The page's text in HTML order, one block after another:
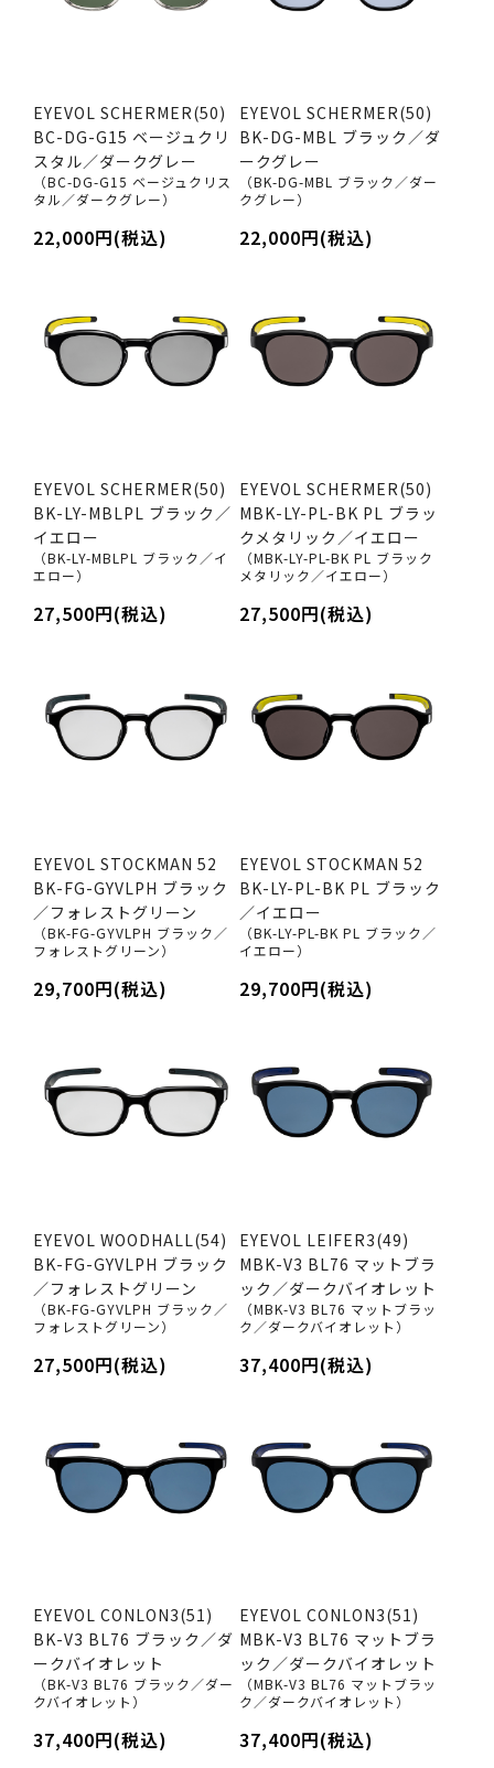
EYEVOL SCHERMER(50)
BC-DG-G15 ベージュクリ
スタル／ダークグレー
（BC-DG-G15 ベージュクリス
タル／ダークグレー）
22,000円(税込)
EYEVOL SCHERMER(50)
BK-DG-MBL ブラック／ダ
ークグレー
（BK-DG-MBL ブラック／ダー
クグレー）
22,000円(税込)
EYEVOL SCHERMER(50)
BK-LY-MBLPL ブラック／
イエロー
（BK-LY-MBLPL ブラック／イ
エロー）
27,500円(税込)
EYEVOL SCHERMER(50)
MBK-LY-PL-BK PL ブラッ
クメタリック／イエロー
（MBK-LY-PL-BK PL ブラック
メタリック／イエロー）
27,500円(税込)
EYEVOL STOCKMAN 52
BK-FG-GYVLPH ブラック
／フォレストグリーン
（BK-FG-GYVLPH ブラック／
フォレストグリーン）
29,700円(税込)
EYEVOL STOCKMAN 52
BK-LY-PL-BK PL ブラック
／イエロー
（BK-LY-PL-BK PL ブラック／
イエロー）
29,700円(税込)
EYEVOL WOODHALL(54)
BK-FG-GYVLPH ブラック
／フォレストグリーン
（BK-FG-GYVLPH ブラック／
フォレストグリーン）
27,500円(税込)
EYEVOL LEIFER3(49)
MBK-V3 BL76 マットブラ
ック／ダークバイオレット
（MBK-V3 BL76 マットブラッ
ク／ダークバイオレット）
37,400円(税込)
EYEVOL CONLON3(51)
BK-V3 BL76 ブラック／ダ
ークバイオレット
（BK-V3 BL76 ブラック／ダー
クバイオレット）
37,400円(税込)
EYEVOL CONLON3(51)
MBK-V3 BL76 マットブラ
ック／ダークバイオレット
（MBK-V3 BL76 マットブラッ
ク／ダークバイオレット）
37,400円(税込)